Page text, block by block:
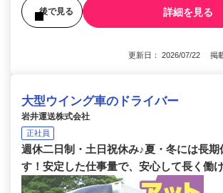
後で見る 詳細を見る
更新日： 2026/07/22 掲
大型ウイング車のドライバー
岩井運送株式会社
正社員
週休二日制・土日祝休み♪夏・冬には長期
す！安定した仕事量で、安心して長く働